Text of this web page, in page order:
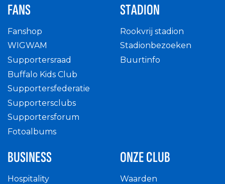
FANS
Fanshop
WIGWAM
Supportersraad
Buffalo Kids Club
Supportersfederatie
Supportersclubs
Supportersforum
Fotoalbums
STADION
Rookvrij stadion
Stadionbezoeken
Buurtinfo
BUSINESS
Hospitality
ONZE CLUB
Waarden